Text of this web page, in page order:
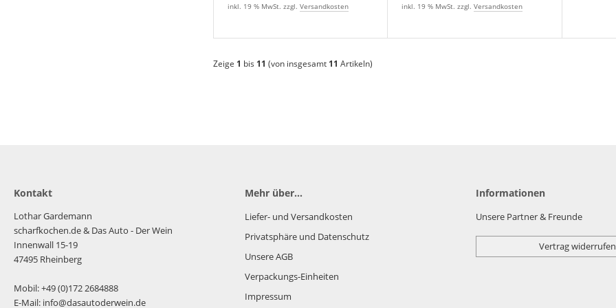
inkl. 19 % MwSt. zzgl. Versandkosten
inkl. 19 % MwSt. zzgl.Versandkosten
Zeige 1 bis 11 (von insgesamt 11 Artikeln)
Kontakt
Lothar Gardemann
scharfkochen.de& Das Auto - Der Wein
Innenwall 15-19
47495 Rheinberg
Mobil: +49 (0)172 2684888
E-Mail: info@dasautoderwein.de
Mehr über...
Liefer- und Versandkosten
Privatsphäre und Datenschutz
Unsere AGB
Verpackungs-Einheiten
Impressum
Informationen
Unsere Partner & Freunde
Vertrag widerrufen